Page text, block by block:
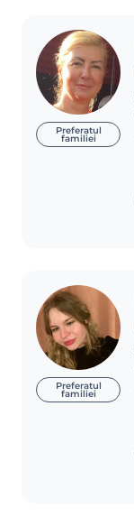
Preferatul
familiei
Preferatul
familiei